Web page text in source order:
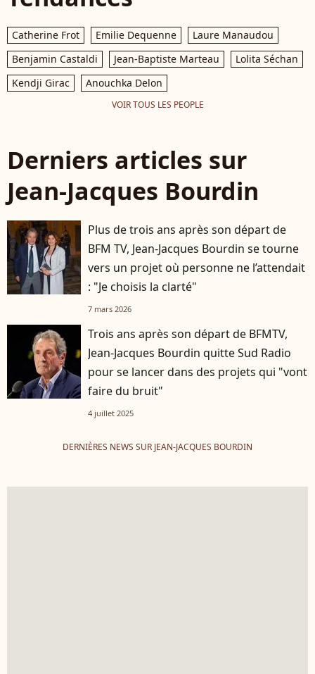
Catherine Frot Emilie Dequenne
Laure Manaudou
Benjamin Castaldi
Jean-Baptiste Marteau
Lolita Séchan
Kendji Girac
Anouchka Delon
VOIR TOUS LES PEOPLE
Derniers articles sur
Jean-Jacques Bourdin
Plus de trois ans après son départ de
BFM TV, Jean-Jacques Bourdin se tourne
vers un projet où personne ne l’attendait
: "Je choisis la clarté"
7 mars 2026
Trois ans après son départ de BFMTV,
Jean-Jacques Bourdin quitte Sud Radio
pour se lancer dans des projets qui "vont
faire du bruit"
4 juillet 2025
DERNIÈRES NEWS SUR JEAN-JACQUES BOURDIN